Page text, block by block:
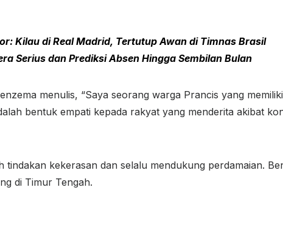
Kilau di Real Madrid, Tertutup Awan di Timnas Brasil
Serius dan Prediksi Absen Hingga Sembilan Bulan
menulis, “Saya seorang warga Prancis yang
bentuk empati kepada rakyat yang menderita akibat
tindakan kekerasan dan selalu mendukung perdamaian.
di Timur Tengah.